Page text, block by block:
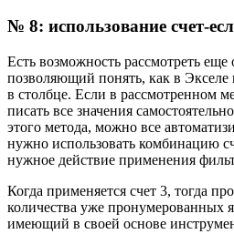
№ 8: использование счет-
Есть возможность рассмотреть еще
позволяющий понять, как в
в столбце. Если в рассмотренном
писать все значения
этого метода, можно все
нужно использовать комбинацию
нужное действие применения
Когда применяется счет 3, тогда
количества уже пронумерованных
имеющий в своей основе